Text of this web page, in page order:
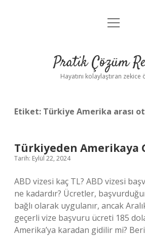
Anasayfa
Yasal Uyarı
menüyü
Pratik Çözüm
Hayatını kolaylaştıran zekice
Etiket: Türkiye Amerika arası
Türkiyeden Amerikaya
Tarih: Eylül 22, 2024
ABD vizesi kaç TL? ABD vizesi
ne kadardır? Ücretler,
bağlı olarak uygulanır, ancak
geçerli vize başvuru ücreti 185
Amerika’ya karadan gidilir mi?